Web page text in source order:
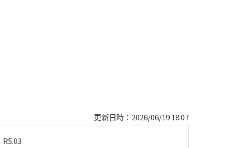
更新日時：2026/06/19 18:07
R5.03